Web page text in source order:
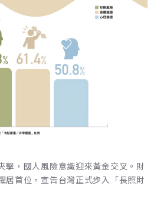
擊，國人風險意識迎來黃金交叉。財
居首位，宣告台灣正式步入「長照財